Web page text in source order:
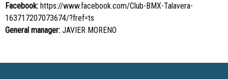
Facebook: https://www.facebook.com/Club-BMX-Talavera-
163717207073674/?fref=ts
General manager: JAVIER MORENO